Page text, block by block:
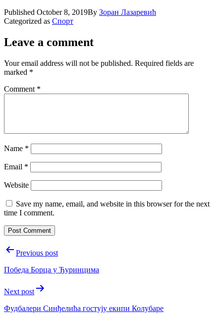
Published October 8, 2019By Зоран Лазаревић
Categorized as Спорт
Leave a comment
Your email address will not be published. Required fields are
marked *
Comment *
Name *
Email *
Website
Save my name, email, and website in this browser for the next
time I comment.
PostPrevious post
Победа Борца у Ђуринцима
Next post
Фудбалери Синђелића гостују екипи Колубаре